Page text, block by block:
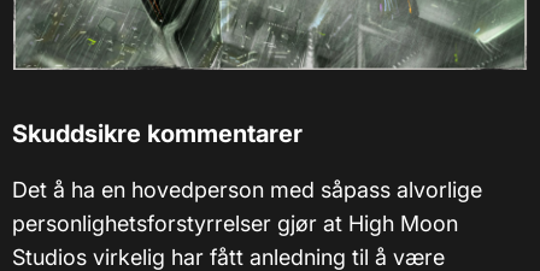
Skuddsikre kommentarer
Det å ha en hovedperson med såpass alvorlige
personlighetsforstyrrelser gjør at High Moon
Studios virkelig har fått anledning til å være